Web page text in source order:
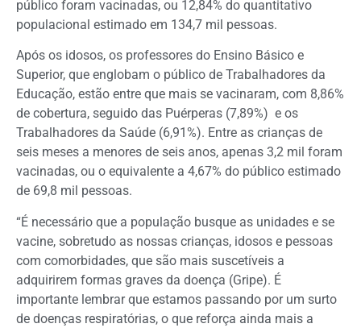
público foram vacinadas, ou 12,84% do quantitativo
populacional estimado em 134,7 mil pessoas.
Após os idosos, os professores do Ensino Básico e
Superior, que englobam o público de Trabalhadores da
Educação, estão entre que mais se vacinaram, com 8,86%
de cobertura, seguido das Puérperas (7,89%) e os
Trabalhadores da Saúde (6,91%). Entre as crianças de
seis meses a menores de seis anos, apenas 3,2 mil foram
vacinadas, ou o equivalente a 4,67% do público estimado
de 69,8 mil pessoas.
“É necessário que a população busque as unidades e se
vacine, sobretudo as nossas crianças, idosos e pessoas
com comorbidades, que são mais suscetíveis a
adquirirem formas graves da doença (Gripe). É
importante lembrar que estamos passando por um surto
de doenças respiratórias, o que reforça ainda mais a